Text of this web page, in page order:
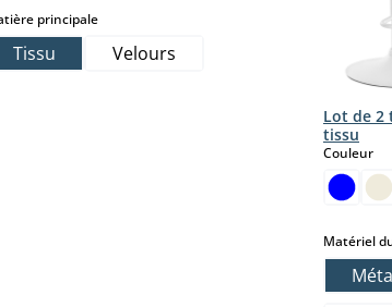
le moment.)
pour le moment.)
moment.)pour le moment.)
principaleselect
Tissu Velours
Lot de 2
tissu
Couleur
Matériel